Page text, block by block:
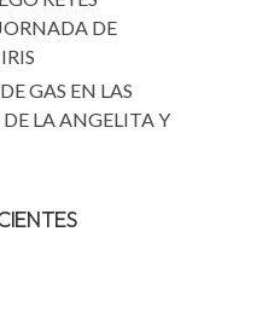
DE
GAS EN LAS
DE LA ANGELITA Y